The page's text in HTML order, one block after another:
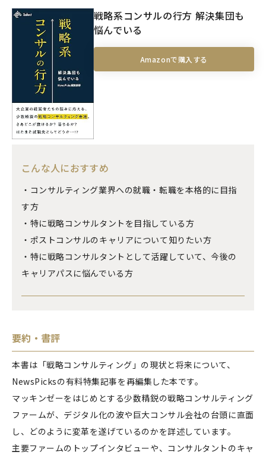
戦略系コンサルの行方 解決集団も
悩んでいる
Amazonで購入する
こんな人におすすめ
・コンサルティング業界への就職・転職を本格的に目指
す方
・特に戦略コンサルタントを目指している方
・ポストコンサルのキャリアについて知りたい方
・特に戦略コンサルタントとして活躍していて、今後の
キャリアパスに悩んでいる方
要約・書評
本書は「戦略コンサルティング」の現状と将来について、
NewsPicksの有料特集記事を再編集した本です。
マッキンゼーをはじめとする少数精鋭の戦略コンサルティング
ファームが、デジタル化の波や巨大コンサル会社の台頭に直面
し、どのように変革を遂げているのかを詳述しています。
主要ファームのトップインタビューや、コンサルタントのキャ